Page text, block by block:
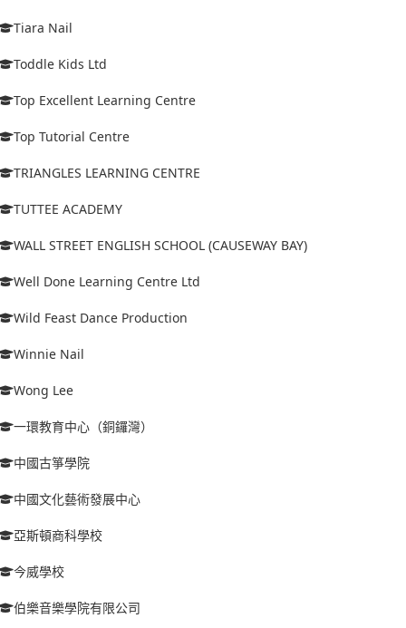
Tiara Nail
Toddle Kids Ltd
Top Excellent Learning Centre
Top Tutorial Centre
TRIANGLES LEARNING CENTRE
TUTTEE ACADEMY
WALL STREET ENGLISH SCHOOL (CAUSEWAY BAY)
Well Done Learning Centre Ltd
Wild Feast Dance Production
Winnie Nail
Wong Lee
一環教育中心（銅鑼灣）
中國古箏學院
中國文化藝術發展中心
亞斯頓商科學校
今威學校
伯樂音樂學院有限公司